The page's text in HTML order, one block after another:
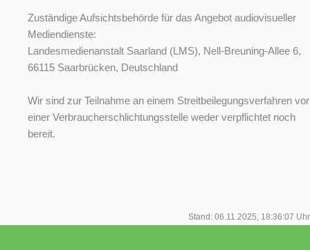
Zuständige Aufsichtsbehörde für das Angebot audiovisueller
Mediendienste:
Landesmedienanstalt Saarland (LMS), Nell-Breuning-Allee 6,
66115 Saarbrücken, Deutschland
Wir sind zur Teilnahme an einem Streitbeilegungsverfahren vor
einer Verbraucherschlichtungsstelle weder verpflichtet noch
bereit.
Stand: 06.11.2025, 18:36:07 Uhr